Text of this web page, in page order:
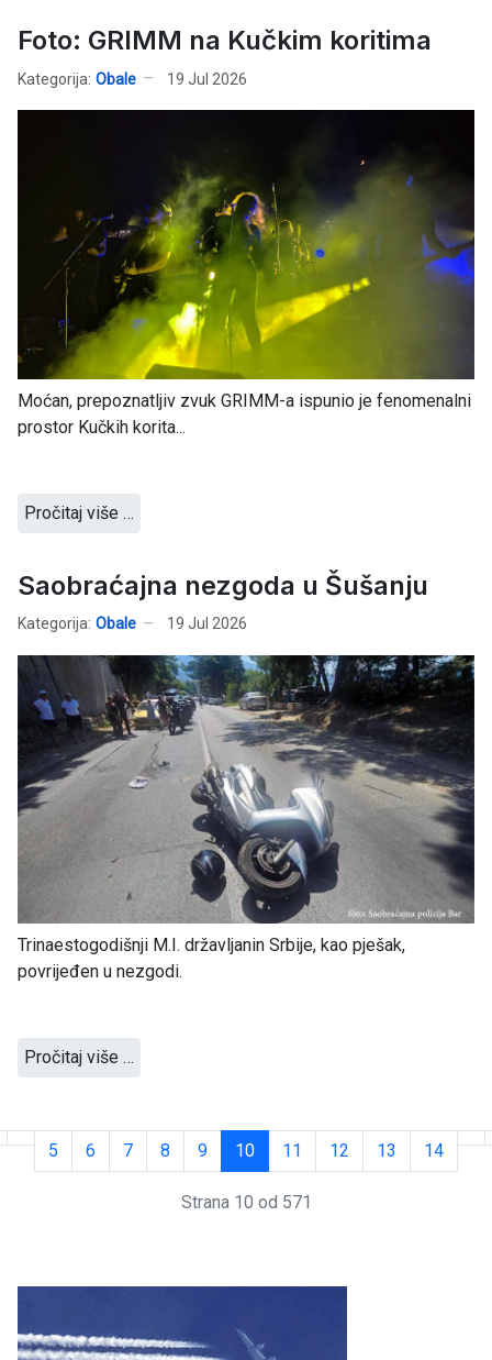
Foto: GRIMM na Kučkim koritima
Kategorija: Obale 19 Jul 2026
Moćan, prepoznatljiv zvuk GRIMM-a ispunio je fenomenalni
prostor Kučkih korita...
Pročitaj više …
Saobraćajna nezgoda u Šušanju
Kategorija: Obale 19 Jul 2026
Trinaestogodišnji M.I. državljanin Srbije, kao pješak,
povrijeđen u nezgodi.
Pročitaj više …
5 6 7 8 9 10 11 12 13 14
Strana 10 od 571